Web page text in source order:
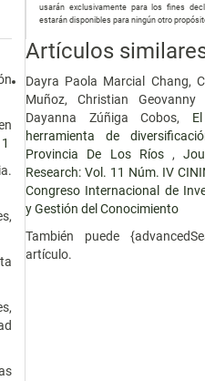
usarán exclusivamente para los fines
estarán disponibles para ningún otro
Artículos
Dayra Paola Marcial Chang,
Muñoz, Christian Geovanny
Dayanna Zúñiga Cobos,
herramienta de
Provincia De Los Ríos ,
Research: Vol. 11 Núm. IV
Congreso Internacional de
y Gestión del Conocimiento
También puede
artículo.